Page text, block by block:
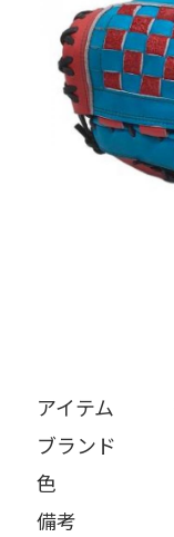
アイテム
ブランド
色      レ
備考